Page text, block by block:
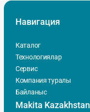
Навигация
Каталог
Технологиялар
Сервис
Компания туралы
Байланыс
Makita Kazakhstan